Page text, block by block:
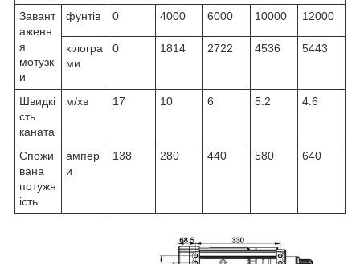
Завант
аженн
я
мотузк
и
фунтів 0 4000 6000 10000 12000
кілогра
ми
0 1814 2722 4536 5443
Швидкі
сть
каната
м/хв 17 10 6 5.2 4.6
Спожи
вана
потужн
ість
ампер
и
138 280 440 580 640